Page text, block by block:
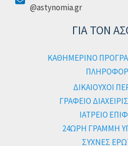
@astynomia.gr
ΓΙΑ ΤΟΝ
ΚΑΘΗΜΕΡΙΝΟ
ΔΙΚΑΙΟΥΧΟΙ
ΓΡΑΦΕΙΟ
ΙΑΤΡΕΙΟ
24ΩΡΗ ΓΡΑΜΜΗ
ΣΥΧΝΕΣ